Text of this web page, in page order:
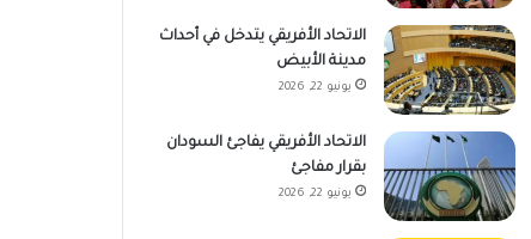
الاتحاد الأفريقي يتدخل في أحداث
مدينة الأبيض
يونيو 22, 2026
الاتحاد الأفريقي يفاجئ السودان
بقرار مفاجئ
يونيو 22, 2026